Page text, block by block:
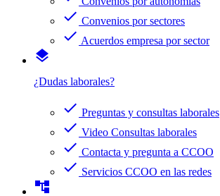
check Convenios por sectores
check Acuerdos empresa por sector
layers
¿Dudas laborales?
check Preguntas y consultas laborales
check Video Consultas laborales
check Contacta y pregunta a CCOO
check Servicios CCOO en las redes
account_tree